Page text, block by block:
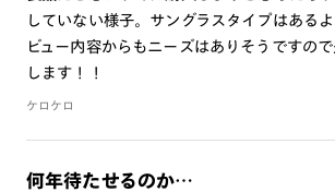
していない様子。サングラスタイプはある
ビュー内容からもニーズはありそうですの
します！！
ケロケロ
何年待たせるのか…